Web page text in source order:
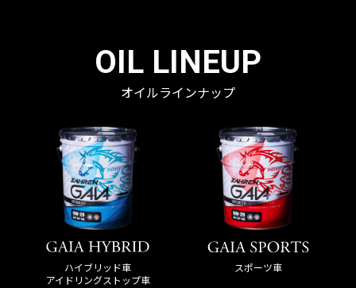
OIL LINEUP
オイルラインナップ
ハイブリッド車
アイドリングストップ車
スポーツ車